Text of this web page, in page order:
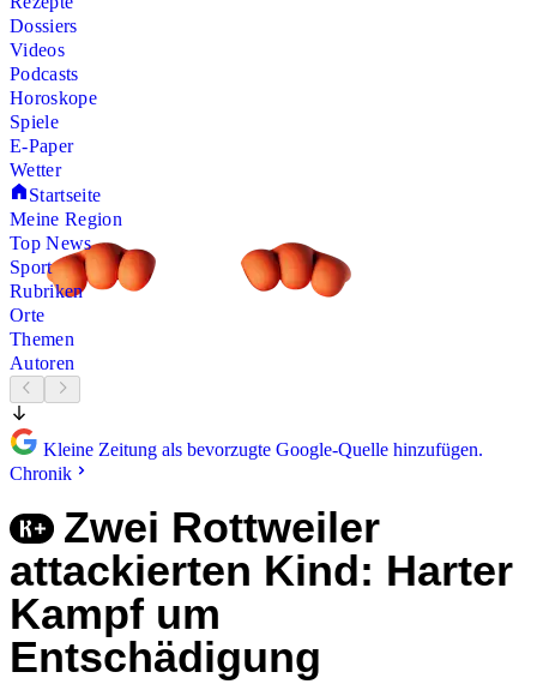
Dossiers
Videos
Podcasts
Horoskope
Spiele
E-Paper
Wetter
Startseite
Meine Region
Top News
Sport
Rubriken
Orte
Themen
Autoren
Kleine Zeitung als bevorzugte Google-Quelle hinzufügen.
Chronik
Zwei Rottweiler
attackierten Kind: Harter
Kampf um
Entschädigung